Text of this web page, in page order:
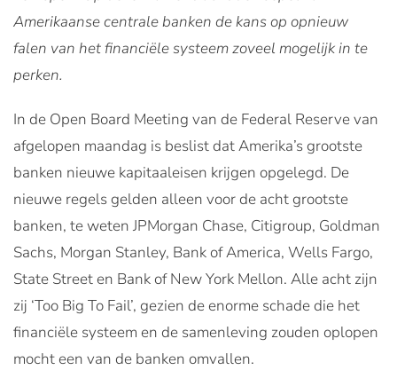
Amerikaanse centrale banken de kans op opnieuw
falen van het financiële systeem zoveel mogelijk in te
perken.
In de Open Board Meeting van de Federal Reserve van
afgelopen maandag is beslist dat Amerika’s grootste
banken nieuwe kapitaaleisen krijgen opgelegd. De
nieuwe regels gelden alleen voor de acht grootste
banken, te weten JPMorgan Chase, Citigroup, Goldman
Sachs, Morgan Stanley, Bank of America, Wells Fargo,
State Street en Bank of New York Mellon. Alle acht zijn
zij ‘Too Big To Fail’, gezien de enorme schade die het
financiële systeem en de samenleving zouden oplopen
mocht een van de banken omvallen.